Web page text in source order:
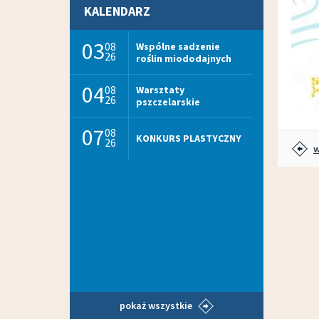
KALENDARZ
0308
26
Wspólne sadzenie
roślin miododajnych
0408
26
Warsztaty
pszczelarskie
0708
26 KONKURS PLASTYCZNY
pokaż wszystkie